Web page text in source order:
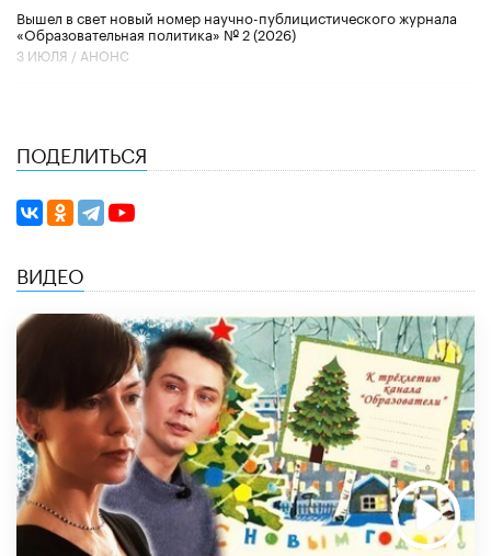
Вышел в свет новый номер научно-публицистического журнала
«Образовательная политика» № 2 (2026)
3 ИЮЛЯ / АНОНС
ПОДЕЛИТЬСЯ
ВИДЕО